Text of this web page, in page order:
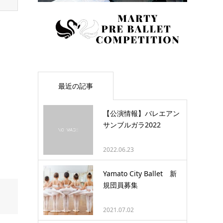
最近の記事
【公演情報】バレエアン
サンブルガラ2022
2022.06.23
Yamato City Ballet 新
規団員募集
2021.07.02